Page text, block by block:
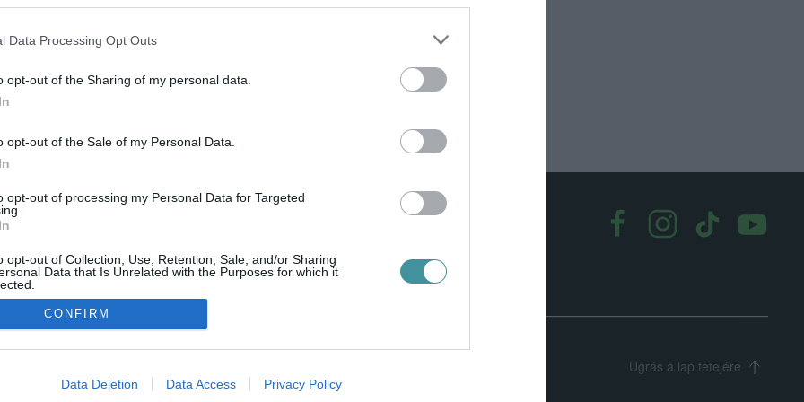
Data Processing Opt Outs
opt-out of the Sharing of my personal data.
opt-out of the Sale of my Personal Data.
opt-out of processing my Personal Data for Targeted
opt-out of Collection, Use, Retention, Sale, and/or Sharing
Data that Is Unrelated with the Purposes for which it
allow Google to enable storage related to advertising like cookies on
CONFIRM
Data Deletion Data Access Privacy Policy
Ugrás a lap tetejére